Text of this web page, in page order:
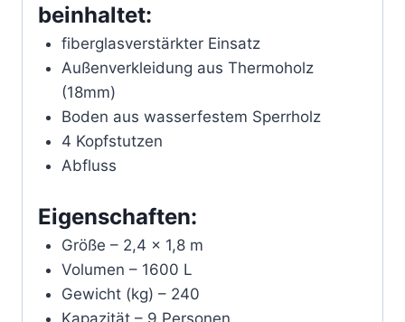
beinhaltet:
fiberglasverstärkter Einsatz
Außenverkleidung aus Thermoholz
(18mm)
Boden aus wasserfestem Sperrholz
4 Kopfstutzen
Abfluss
Eigenschaften:
Größe – 2,4 × 1,8 m
Volumen – 1600 L
Gewicht (kg) – 240